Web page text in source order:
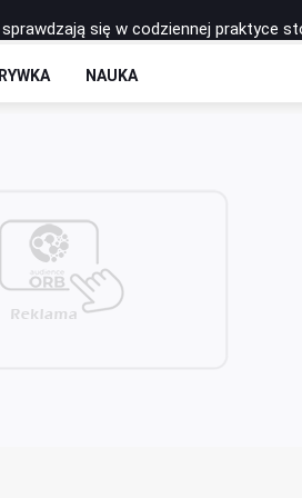
sprawdzają się w codziennej praktyce
NAUKA